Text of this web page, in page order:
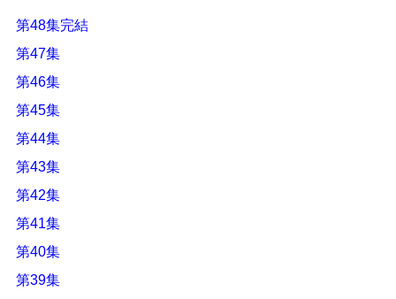
第48集完結
第47集
第46集
第45集
第44集
第43集
第42集
第41集
第40集
第39集